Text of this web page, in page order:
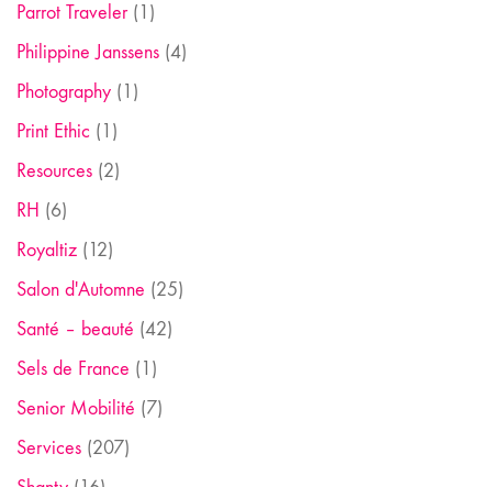
Parrot Traveler(1)
Philippine Janssens (4)
Photography (1)
Print Ethic (1)
Resources (2)
RH (6)
Royaltiz (12)
Salon d'Automne (25)
Santé – beauté (42)
Sels de France (1)
Senior Mobilité (7)
Services (207)